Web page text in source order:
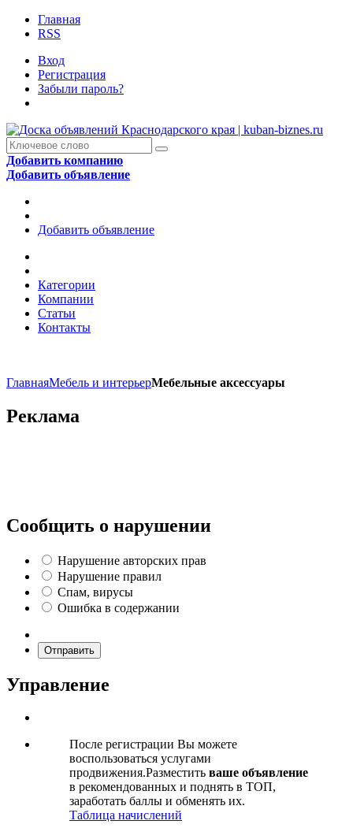
Главная
RSS
Вход
Регистрация
Забыли пароль?
Добавить компанию
Добавить объявление
Добавить объявление
Категории
Компании
Статьи
Контакты
ГлавнаяМебель и интерьерМебельные аксессуары
Реклама
Сообщить о нарушении
Нарушение авторских прав
Нарушение правил
Спам, вирусы
Ошибка в содержании
Отправить
Управление
После регистрации Вы можете
воспользоваться услугами
продвижения.Разместить ваше объявление
в рекомендованных и поднять в ТОП,
заработать баллы и обменять их.
Таблица начислений